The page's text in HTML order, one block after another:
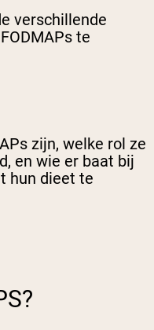
verschillende
te
zijn, welke rol ze
en wie er baat bij
hun dieet te